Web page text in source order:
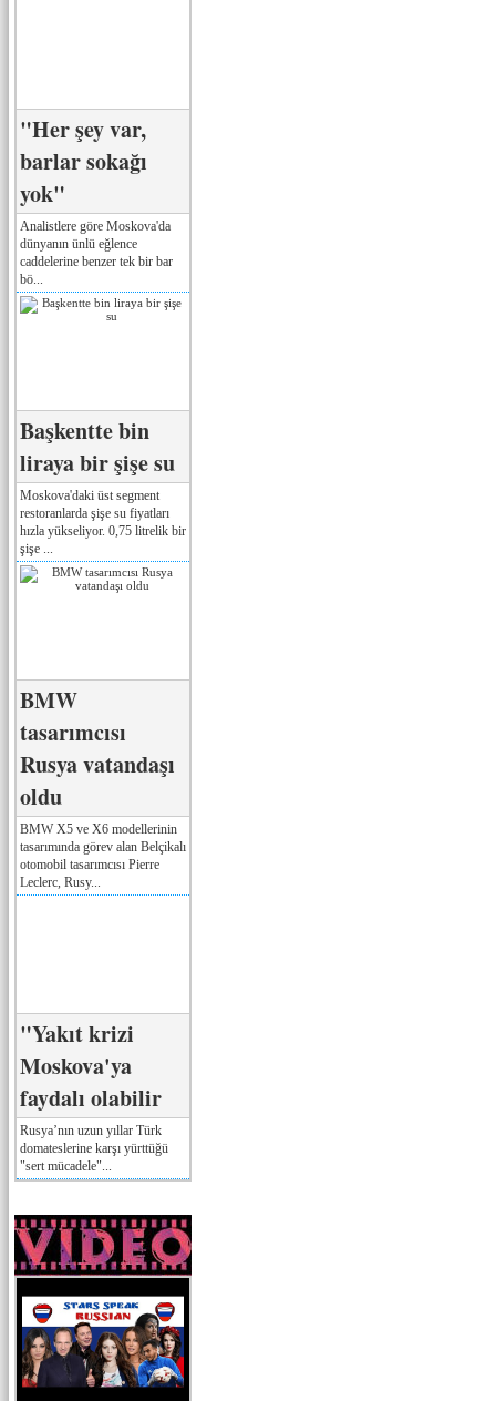
"Her şey var,
barlar sokağı
yok"
Analistlere göre Moskova'da
dünyanın ünlü eğlence
caddelerine benzer tek bir bar
bö...
Başkentte bin
liraya bir şişe su
Moskova'daki üst segment
restoranlarda şişe su fiyatları
hızla yükseliyor. 0,75 litrelik bir
şişe ...
BMW
tasarımcısı
Rusya vatandaşı
oldu
BMW X5 ve X6 modellerinin
tasarımında görev alan Belçikalı
otomobil tasarımcısı Pierre
Leclerc, Rusy...
"Yakıt krizi
Moskova'ya
faydalı olabilir
Rusya’nın uzun yıllar Türk
domateslerine karşı yürttüğü
"sert mücadele"...